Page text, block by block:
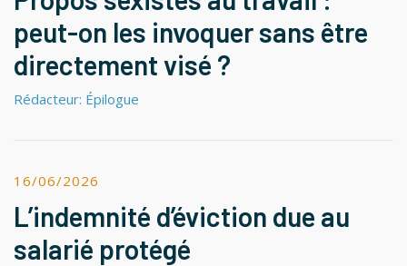
peut-on les invoquer sans être
directement visé ?
Rédacteur: Épilogue
16/06/2026
L’indemnité d’éviction due au
salarié protégé